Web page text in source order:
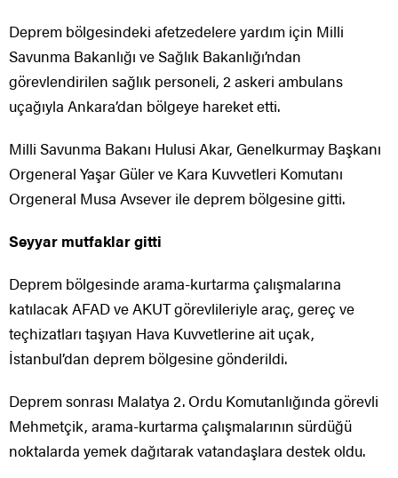
Deprem bölgesindeki afetzedelere yardım için Milli
Savunma Bakanlığı ve Sağlık Bakanlığı’ndan
görevlendirilen sağlık personeli, 2 askeri ambulans
uçağıyla Ankara’dan bölgeye hareket etti.
Milli Savunma Bakanı Hulusi Akar, Genelkurmay Başkanı
Orgeneral Yaşar Güler ve Kara Kuvvetleri Komutanı
Orgeneral Musa Avsever ile deprem bölgesine gitti.
Seyyar mutfaklar gitti
Deprem bölgesinde arama-kurtarma çalışmalarına
katılacak AFAD ve AKUT görevlileriyle araç, gereç ve
teçhizatları taşıyan Hava Kuvvetlerine ait uçak,
İstanbul’dan deprem bölgesine gönderildi.
Deprem sonrası Malatya 2. Ordu Komutanlığında görevli
Mehmetçik, arama-kurtarma çalışmalarının sürdüğü
noktalarda yemek dağıtarak vatandaşlara destek oldu.